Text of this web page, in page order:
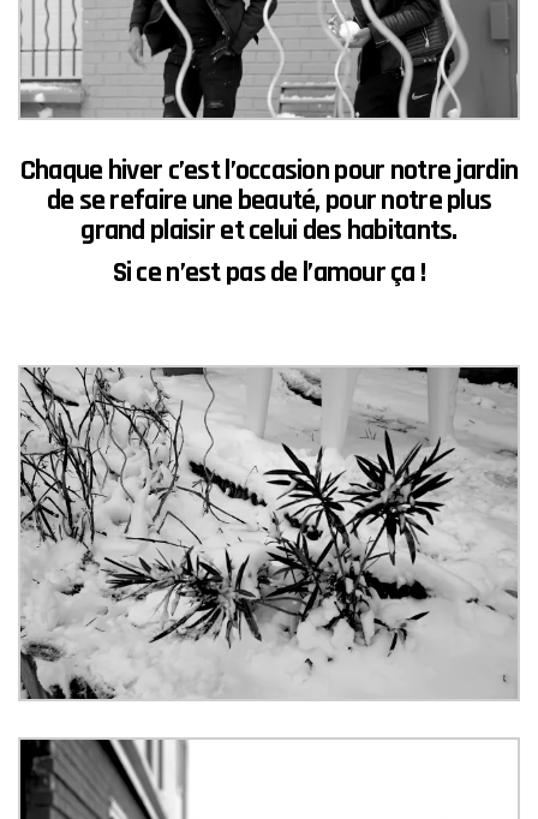
Chaque hiver c’est l’occasion pour notre jardin
de se refaire une beauté, pour notre plus
grand plaisir et celui des habitants.
Si ce n’est pas de l’amourça !